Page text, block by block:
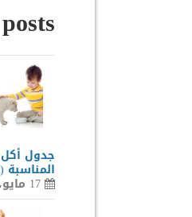
جدول أكل
17 مايو، 2020